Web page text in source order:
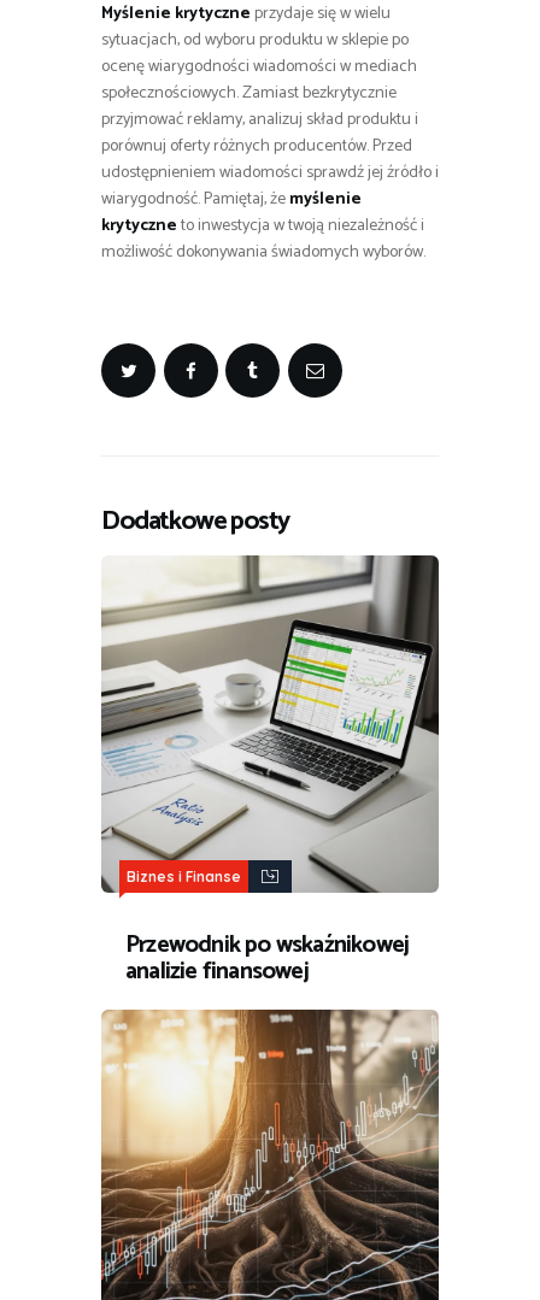
Myślenie krytyczne przydaje się w wielu
sytuacjach, od wyboru produktu w sklepie po
ocenę wiarygodności wiadomości w mediach
społecznościowych. Zamiast bezkrytycznie
przyjmować reklamy, analizuj skład produktu i
porównuj oferty różnych producentów. Przed
udostępnieniem wiadomości sprawdź jej źródło i
wiarygodność. Pamiętaj, żemyślenie
krytyczneto inwestycja w twoją niezależność i
możliwość dokonywania świadomych wyborów.
Dodatkowe posty
Biznes i Finanse
Przewodnik po wskaźnikowej
analizie finansowej